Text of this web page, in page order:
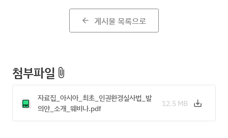
arrow_back 게시물 목록으로
첨부파일 attach_file
자료집_아시아_최초_인권환경실사법_발
의안_소개_웨비나.pdf
12.5 MB Download
save_alt